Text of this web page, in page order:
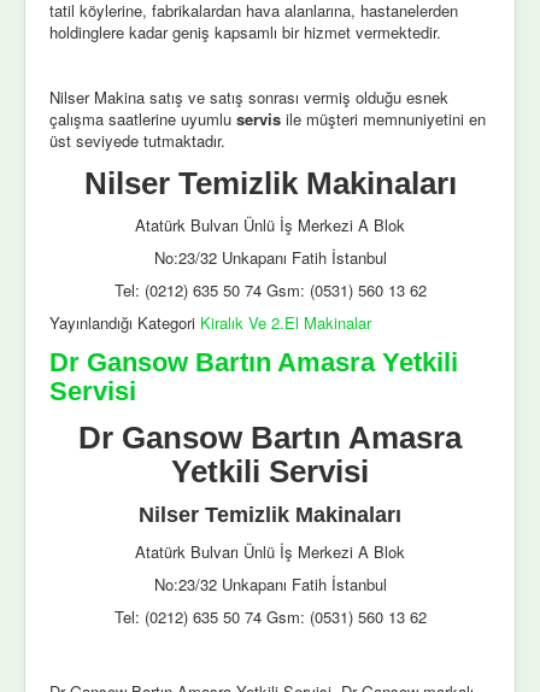
tatil köylerine, fabrikalardan hava alanlarına, hastanelerden
holdinglere kadar geniş kapsamlı bir hizmet vermektedir.
Nilser Makina satış ve satış sonrası vermiş olduğu esnek
çalışma saatlerine uyumlu servis ile müşteri memnuniyetini en
üst seviyede tutmaktadır.
Nilser Temizlik Makinaları
Atatürk Bulvarı Ünlü İş Merkezi A Blok
No:23/32 Unkapanı Fatih İstanbul
Tel: (0212) 635 50 74 Gsm: (0531) 560 13 62
Yayınlandığı Kategori Kiralık Ve 2.El Makinalar
Dr Gansow Bartın Amasra Yetkili
Servisi
Dr Gansow Bartın Amasra
Yetkili Servisi
Nilser Temizlik Makinaları
Atatürk Bulvarı Ünlü İş Merkezi A Blok
No:23/32 Unkapanı Fatih İstanbul
Tel: (0212) 635 50 74 Gsm: (0531) 560 13 62